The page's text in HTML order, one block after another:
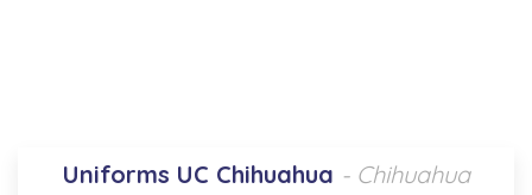
Uniforms UC Chihuahua - Chihuahua